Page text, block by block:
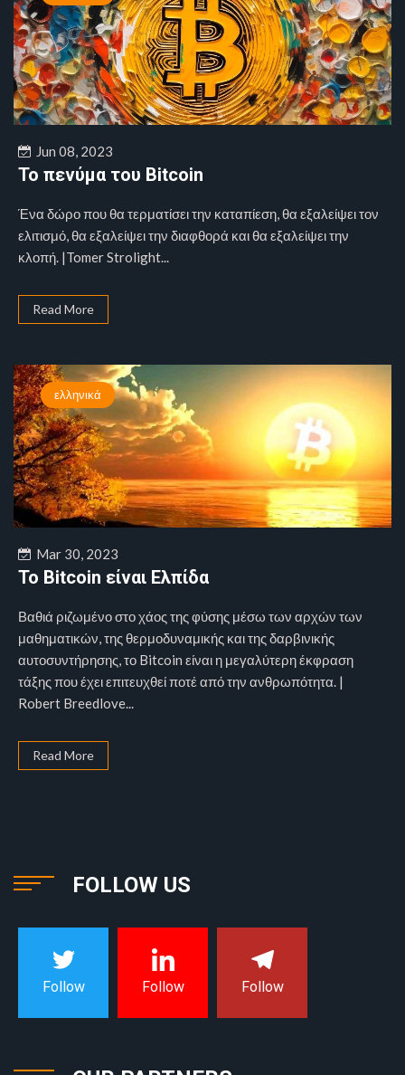
Jun 08, 2023
Το πενύμα του Bitcoin
Ένα δώρο που θα τερματίσει την καταπίεση, θα εξαλείψει τον
ελιτισμό, θα εξαλείψει την διαφθορά και θα εξαλείψει την
κλοπή. |Tomer Strolight...
Read More
ελληνικά
Mar 30, 2023
Το Bitcoin είναι Ελπίδα
Βαθιά ριζωμένο στο χάος της φύσης μέσω των αρχών των
μαθηματικών, της θερμοδυναμικής και της δαρβινικής
αυτοσυντήρησης, το Bitcoin είναι η μεγαλύτερη έκφραση
τάξης που έχει επιτευχθεί ποτέ από την ανθρωπότητα. |
Robert Breedlove...
Read More
FOLLOW US
Follow Follow Follow